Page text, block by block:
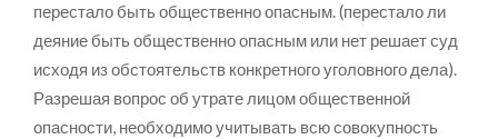
перестало быть общественно опасным. (перестало ли
деяние быть общественно опасным или нет решает суд
исходя из обстоятельств конкретного уголовного дела).
Разрешая вопрос об утрате лицом общественной
опасности, необходимо учитывать всю совокупность